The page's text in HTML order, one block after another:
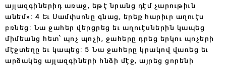
այլազգիներիդ առաջ, եթէ նրանց դէմ չարութիւն
անեմ»: 4 Եւ Սամփսոնը գնաց, երեք հարիւր աղուէս
բռնեց: Նա ջահեր վերցրեց եւ աղուէսներին կապեց
միմեանց հետ՝ պոչ պոչի, ջահերը դրեց երկու պոչերի
մէջտեղը եւ կապեց: 5 Նա ջահերը կրակով վառեց եւ
արձակեց այլազգիների հնձի մէջ, այրեց ցորենի